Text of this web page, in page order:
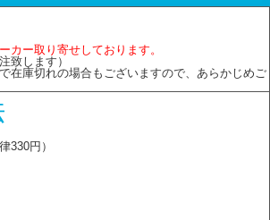
カー取り寄せしております。
致します）
在庫切れの場合もございますので、あらかじめご
330円）